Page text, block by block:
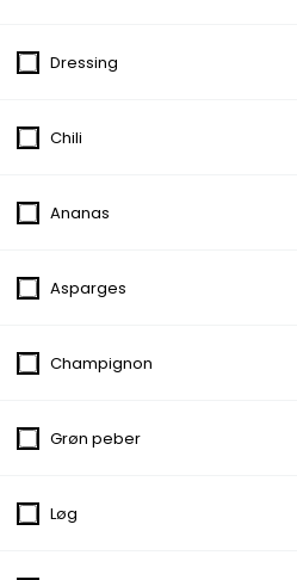
Pizza
fra
Med tomat, ost og skinke
Med tomat, ost og champignon
Dressing
Chili
Ananas
Asparges
Champignon
Grøn peber
Løg